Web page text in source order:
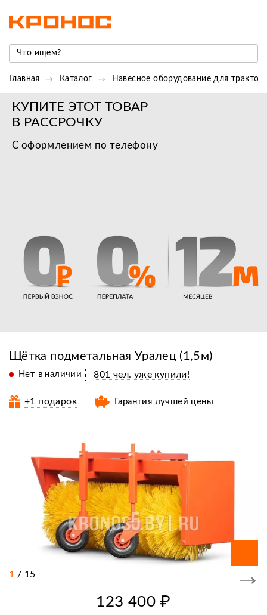
Главная Каталог Навесное оборудование для
КУПИТЕ ЭТОТ ТОВАР
В РАССРОЧКУ
С оформлением по телефону
Щётка подметальная Уралец (1,5м)
Нет в наличии 801 чел. уже купили!
+1 подарок Гарантия лучшей цены
1 / 15
123 400 ₽